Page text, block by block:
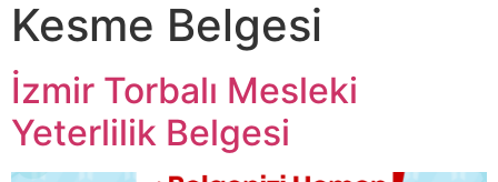
Kesme Belgesi
İzmir Torbalı Mesleki
Yeterlilik Belgesi